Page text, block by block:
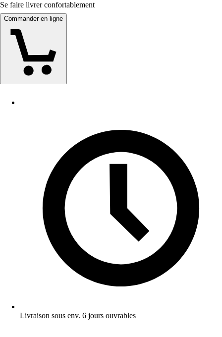
Se faire livrer confortablement
Commander en ligne
Livraison sous env. 6 jours ouvrables